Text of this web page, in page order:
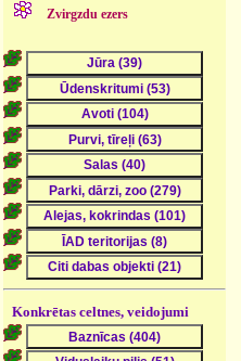
Zvirgzdu ezers
Konkrētas celtnes, veidojumi